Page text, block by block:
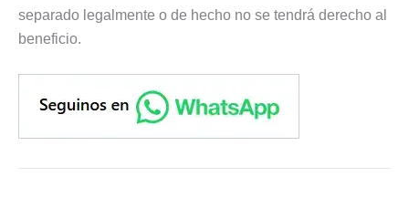
separado legalmente o de hecho no se tendrá derecho al
beneficio.